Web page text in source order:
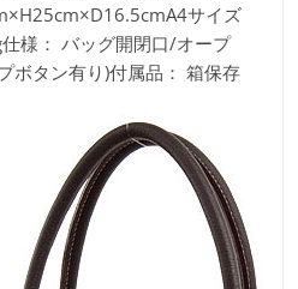
サイズ
様： バッグ開閉口/オープ
ボタン有り)付属品： 箱保存